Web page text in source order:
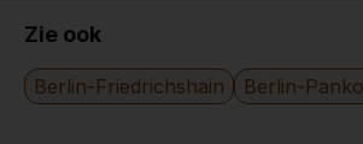
Zie ook
Berlin-Friedrichshain Berlin-